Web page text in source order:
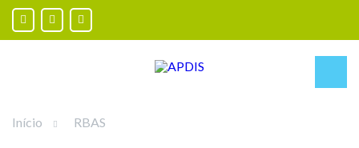
Início RBAS